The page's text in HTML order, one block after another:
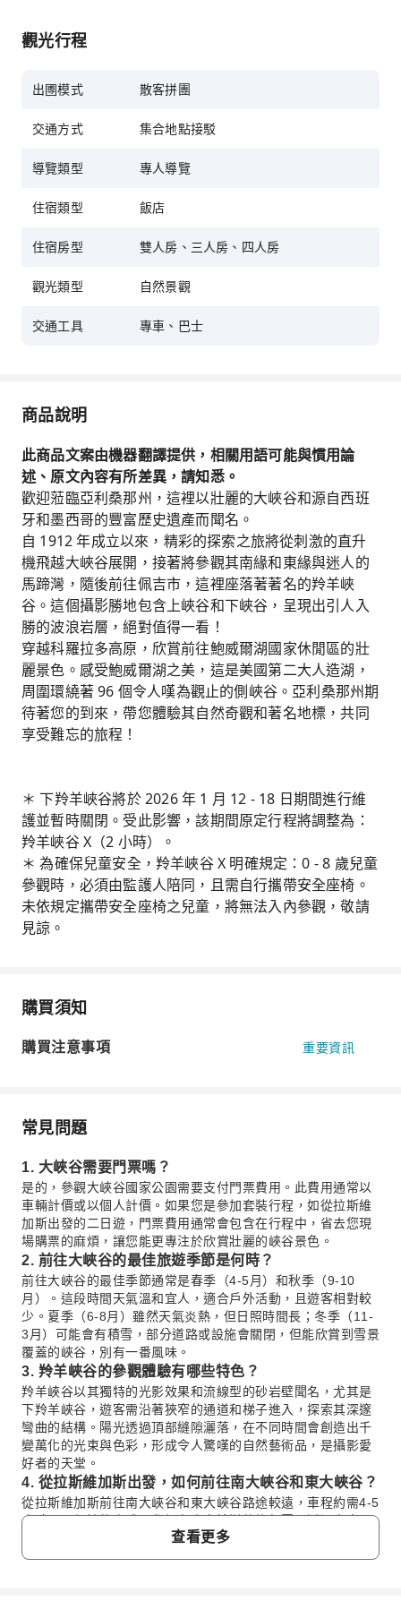
觀光行程
出圑模式 散客拼團
交通方式 集合地點接駁
導覽類型 專人導覽
住宿類型 飯店
住宿房型 雙人房、三人房、四人房
觀光類型 自然景觀
交通工具 專車、巴士
商品說明
此商品文案由機器翻譯提供，相關用語可能與慣用論
述、原文內容有所差異，請知悉。
歡迎蒞臨亞利桑那州，這裡以壯麗的大峽谷和源自西班
牙和墨西哥的豐富歷史遺產而聞名。
自 1912 年成立以來，精彩的探索之旅將從刺激的直升
機飛越大峽谷展開，接著將參觀其南緣和東緣與迷人的
馬蹄灣，隨後前往佩吉市，這裡座落著著名的羚羊峽
谷。這個攝影勝地包含上峽谷和下峽谷，呈現出引人入
勝的波浪岩層，絕對值得一看！
穿越科羅拉多高原，欣賞前往鮑威爾湖國家休閒區的壯
麗景色。感受鮑威爾湖之美，這是美國第二大人造湖，
周圍環繞著 96 個令人嘆為觀止的側峽谷。亞利桑那州期
待著您的到來，帶您體驗其自然奇觀和著名地標，共同
享受難忘的旅程！
＊ 下羚羊峽谷將於 2026 年 1 月 12 - 18 日期間進行維
護並暫時關閉。受此影響，該期間原定行程將調整為：
羚羊峽谷 X（2 小時）。
＊ 為確保兒童安全，羚羊峽谷 X 明確規定：0 - 8 歲兒童
參觀時，必須由監護人陪同，且需自行攜帶安全座椅。
未依規定攜帶安全座椅之兒童，將無法入內參觀，敬請
見諒。
購買須知
購買注意事項 重要資訊
常見問題
1. 大峽谷需要門票嗎？
是的，參觀大峽谷國家公園需要支付門票費用。此費用通常以
車輛計價或以個人計價。如果您是參加套裝行程，如從拉斯維
加斯出發的二日遊，門票費用通常會包含在行程中，省去您現
場購票的麻煩，讓您能更專注於欣賞壯麗的峽谷景色。
2. 前往大峽谷的最佳旅遊季節是何時？
前往大峽谷的最佳季節通常是春季（4-5月）和秋季（9-10
月）。這段時間天氣溫和宜人，適合戶外活動，且遊客相對較
少。夏季（6-8月）雖然天氣炎熱，但日照時間長；冬季（11-
3月）可能會有積雪，部分道路或設施會關閉，但能欣賞到雪景
覆蓋的峽谷，別有一番風味。
3. 羚羊峽谷的參觀體驗有哪些特色？
羚羊峽谷以其獨特的光影效果和流線型的砂岩壁聞名，尤其是
下羚羊峽谷，遊客需沿著狹窄的通道和梯子進入，探索其深邃
彎曲的結構。陽光透過頂部縫隙灑落，在不同時間會創造出千
變萬化的光束與色彩，形成令人驚嘆的自然藝術品，是攝影愛
好者的天堂。
4. 從拉斯維加斯出發，如何前往南大峽谷和東大峽谷？
從拉斯維加斯前往南大峽谷和東大峽谷路途較遠，車程約需4-5
小時。最便捷的方式是參加有專車接送的旅行團。透過專車服
務，您可以免去自行規劃交通路線、長時間駕駛的疲勞，並有
專業導遊隨行解說，讓旅途更舒適、更深入。
查看更多